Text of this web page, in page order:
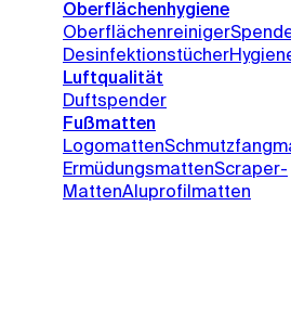
Oberflächenhygiene
Oberflächenreiniger
Desinfektionstücher
Luftqualität
Duftspender
Fußmatten
Logomatten
ErmüdungsmattenScraper-
MattenAluprofilmatten